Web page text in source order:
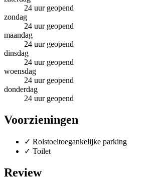
24 uur geopend
zondag
24 uur geopend
maandag
24 uur geopend
dinsdag
24 uur geopend
woensdag
24 uur geopend
donderdag
24 uur geopend
Voorzieningen
✓ Rolstoeltoegankelijke parking
✓ Toilet
Review